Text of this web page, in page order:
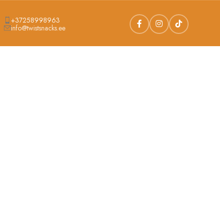
+37258998963
info@twistsnacks.ee